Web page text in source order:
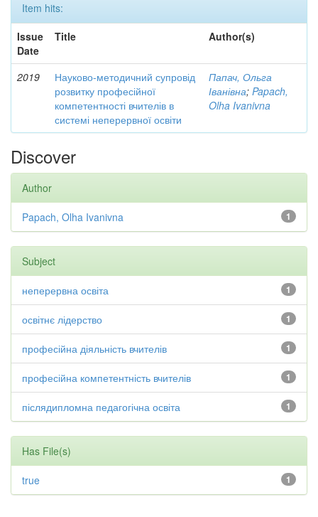
Item hits:
Issue
Date
Title Author(s)
2019
Науково-методичний супровід
розвитку професійної
компетентності вчителів в
системі неперервної освіти
Папач, Ольга
Іванівна; Papach,
Olha Ivanivna
Discover
Author
1
Papach, Olha Ivanivna
Subject
1
неперервна освіта
1
освітнє лідерство
1
професійна діяльність вчителів
1
професійна компетентність вчителів
1
післядипломна педагогічна освіта
Has File(s)
1
true